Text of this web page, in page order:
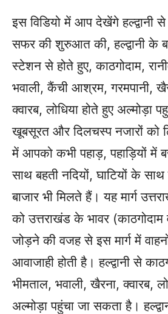
इस विडियो में आप देखेंगे हल्द्वानी
सफर की शुरुआत की, हल्द्वानी के
स्टेशन से होते हुए, काठगोदाम,
भवाली, कैंची आश्रम, गरमपानी,
क्वारब, लोधिया होते हुए अल्मोड़ा
खूबसूरत और दिलचस्प नजारों को
में आपको कभी पहाड़, पहाड़ियों में
साथ बहती नदियों, घाटियों के
बाजार भी मिलते हैं। यह मार्ग
को उत्तराखंड के भावर (काठगोदाम
जोड़ने की वजह से इस मार्ग में
आवाजाही होती है। हल्द्वानी से
भीमताल, भवाली, खैरना, क्वारब,
अल्मोड़ा पहुंचा जा सकता है।